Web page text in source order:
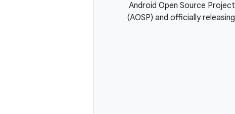
Android Open Source Project
(AOSP) and officially releasing